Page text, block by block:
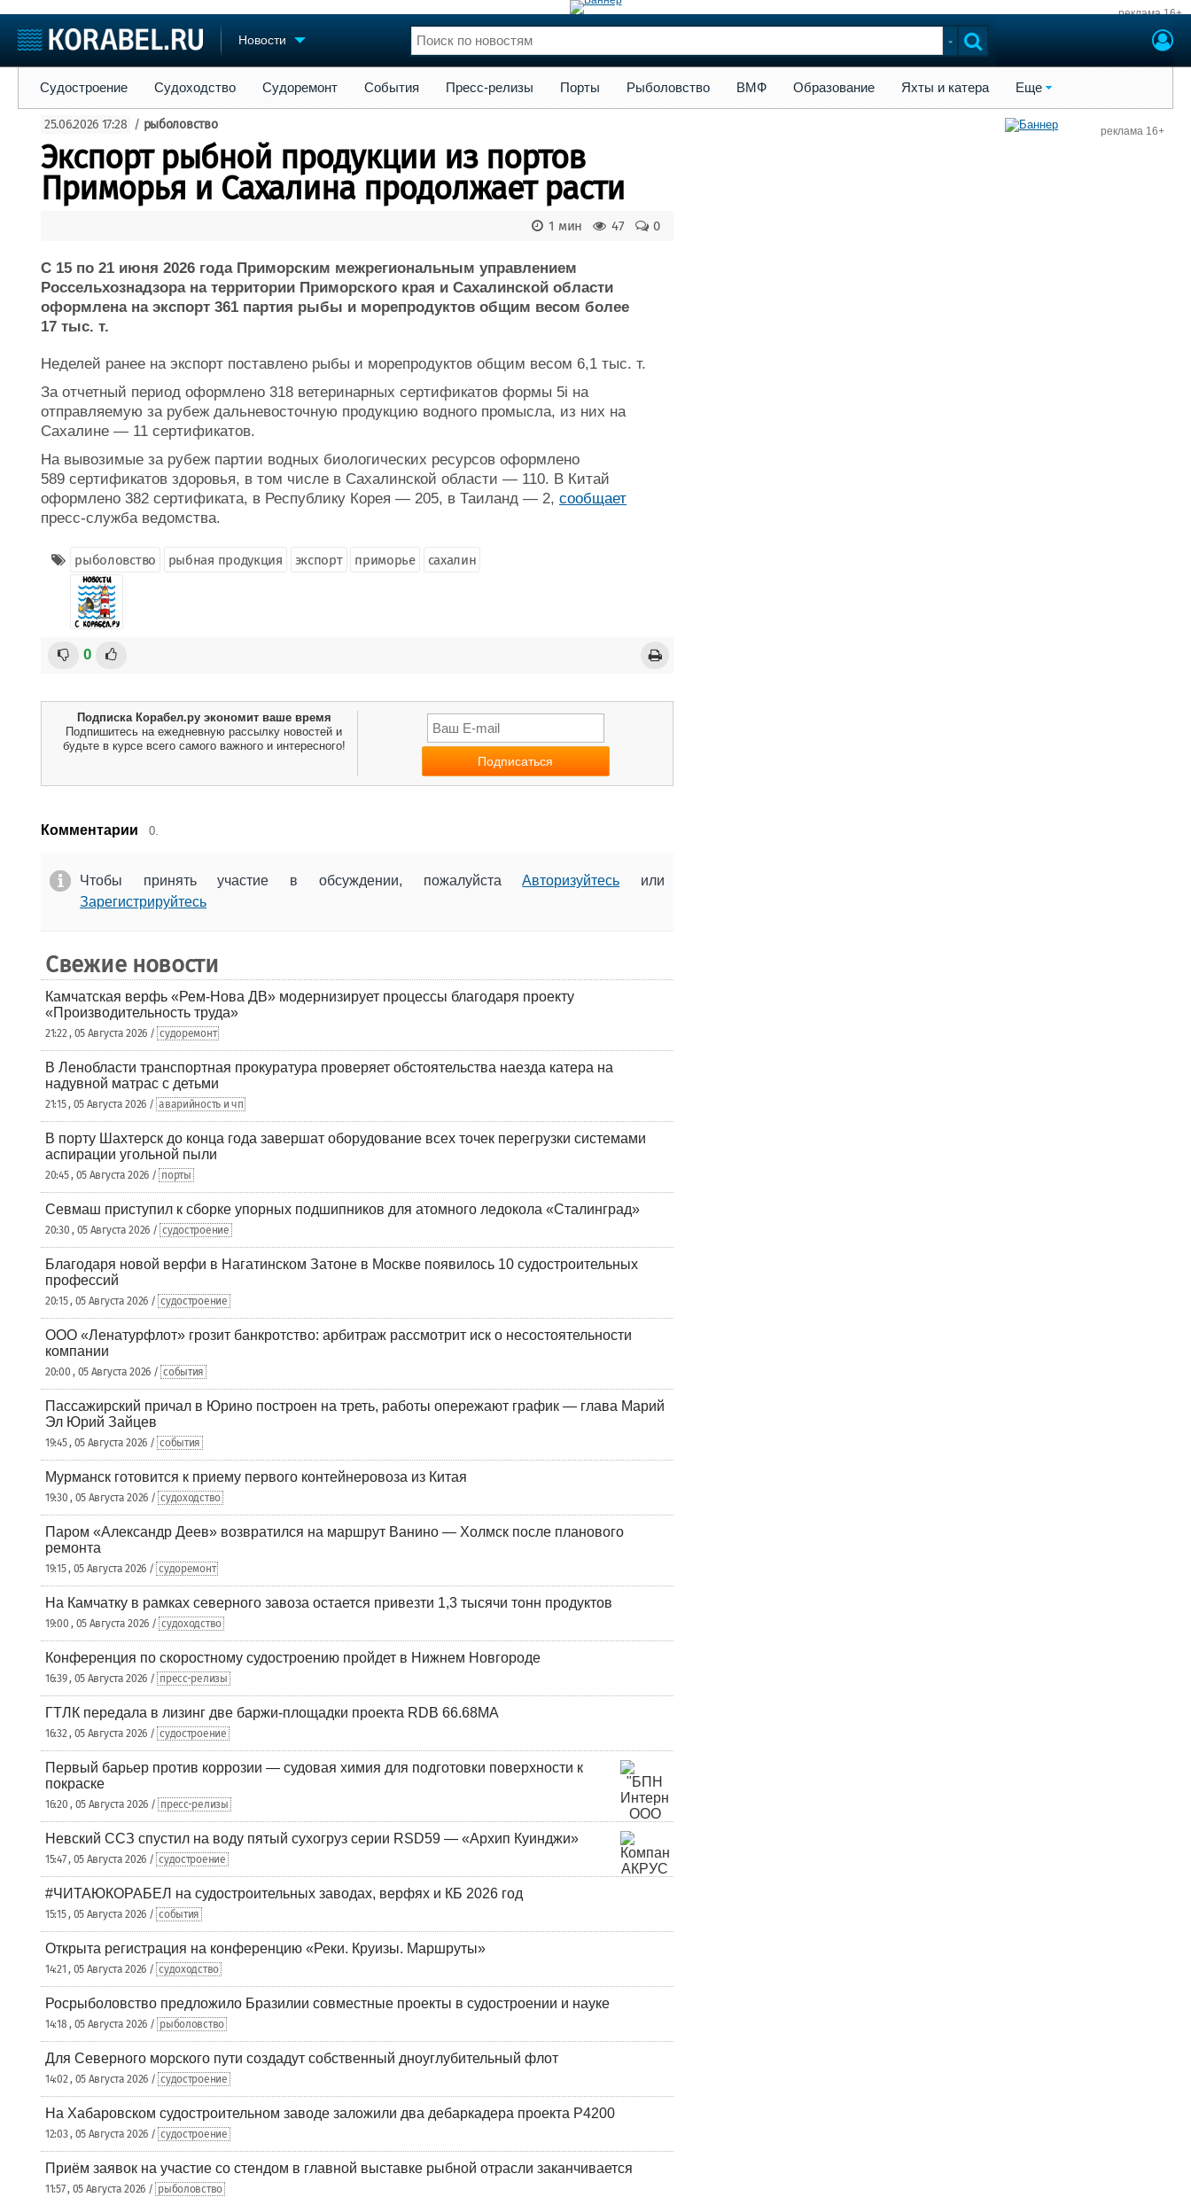
реклама 16+
Новости
Судостроение
Пульс
Новости
Компании
Репутация
Журнал
Реклама
Торговая площадка
Доска объявлений
Продажа флота
Оборудование
Изделия
Конференции
Личности
Словарь
Флот
Форум
Отзывы
Все службы
Судостроение Судоходство Судоремонт События Пресс-релизы Порты Рыболовство ВМФ Образование Яхты и катера Еще
25.06.2026 17:28 / рыболовство
Экспорт рыбной продукции из портов
Приморья и Сахалина продолжает расти
0
47
1 мин
С 15 по 21 июня 2026 года Приморским межрегиональным управлением
Россельхознадзора на территории Приморского края и Сахалинской области
оформлена на экспорт 361 партия рыбы и морепродуктов общим весом более
17 тыс. т.
Неделей ранее на экспорт поставлено рыбы и морепродуктов общим весом 6,1 тыс. т.
За отчетный период оформлено 318 ветеринарных сертификатов формы 5i на
отправляемую за рубеж дальневосточную продукцию водного промысла, из них на
Сахалине — 11 сертификатов.
На вывозимые за рубеж партии водных биологических ресурсов оформлено
589 сертификатов здоровья, в том числе в Сахалинской области — 110. В Китай
оформлено 382 сертификата, в Республику Корея — 205, в Таиланд — 2, сообщает
пресс-служба ведомства.
рыболовство рыбная продукция экспорт приморье сахалин
0
Подписка Корабел.ру экономит ваше время
Подпишитесь на ежедневную рассылку новостей и
будьте в курсе всего самого важного и интересного!
Комментарии 0.
Чтобы принять участие в обсуждении, пожалуйстаАвторизуйтесь или
Зарегистрируйтесь
Свежие новости
Камчатская верфь «Рем-Нова ДВ» модернизирует процессы благодаря проекту
«Производительность труда»
21:22 , 05 Августа 2026 / судоремонт
В Ленобласти транспортная прокуратура проверяет обстоятельства наезда катера на
надувной матрас с детьми
21:15 , 05 Августа 2026 / аварийность и чп
В порту Шахтерск до конца года завершат оборудование всех точек перегрузки системами
аспирации угольной пыли
20:45 , 05 Августа 2026 / порты
Севмаш приступил к сборке упорных подшипников для атомного ледокола «Сталинград»
20:30 , 05 Августа 2026 / судостроение
Благодаря новой верфи в Нагатинском Затоне в Москве появилось 10 судостроительных
профессий
20:15 , 05 Августа 2026 / судостроение
ООО «Ленатурфлот» грозит банкротство: арбитраж рассмотрит иск о несостоятельности
компании
20:00 , 05 Августа 2026 / события
Пассажирский причал в Юрино построен на треть, работы опережают график — глава Марий
Эл Юрий Зайцев
19:45 , 05 Августа 2026 / события
Мурманск готовится к приему первого контейнеровоза из Китая
19:30 , 05 Августа 2026 / судоходство
Паром «Александр Деев» возвратился на маршрут Ванино — Холмск после планового
ремонта
19:15 , 05 Августа 2026 / судоремонт
На Камчатку в рамках северного завоза остается привезти 1,3 тысячи тонн продуктов
19:00 , 05 Августа 2026 / судоходство
Конференция по скоростному судостроению пройдет в Нижнем Новгороде
16:39 , 05 Августа 2026 / пресс-релизы
ГТЛК передала в лизинг две баржи-площадки проекта RDB 66.68МА
16:32 , 05 Августа 2026 / судостроение
Первый барьер против коррозии — судовая химия для подготовки поверхности к
покраске
16:20 , 05 Августа 2026 / пресс-релизы
Невский ССЗ спустил на воду пятый сухогруз серии RSD59 — «Архип Куинджи»
15:47 , 05 Августа 2026 / судостроение
#ЧИТАЮКОРАБЕЛ на судостроительных заводах, верфях и КБ 2026 год
15:15 , 05 Августа 2026 / события
Открыта регистрация на конференцию «Реки. Круизы. Маршруты»
14:21 , 05 Августа 2026 / судоходство
Росрыболовство предложило Бразилии совместные проекты в судостроении и науке
14:18 , 05 Августа 2026 / рыболовство
Для Северного морского пути создадут собственный дноуглубительный флот
14:02 , 05 Августа 2026 / судостроение
На Хабаровском судостроительном заводе заложили два дебаркадера проекта Р4200
12:03 , 05 Августа 2026 / судостроение
Приём заявок на участие со стендом в главной выставке рыбной отрасли заканчивается
11:57 , 05 Августа 2026 / рыболовство
реклама 16+